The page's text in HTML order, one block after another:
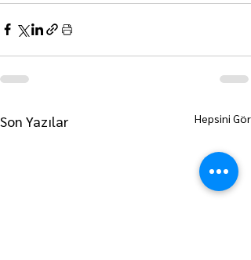
Son Yazılar Hepsini Gör